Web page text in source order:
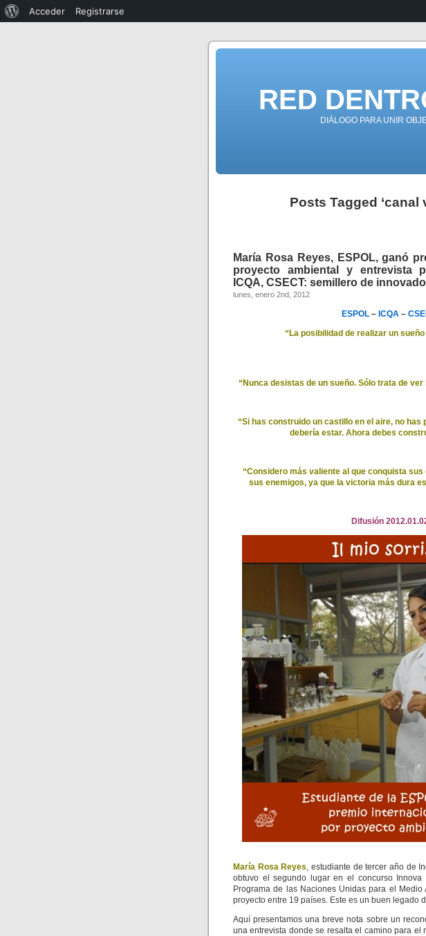
RED
DIÁLOGO PARA UNIR
Posts Tagged ‘canal
María Rosa Reyes, ESPOL, ganó
proyecto ambiental y entrevista
ICQA, CSECT: semillero de
lunes, enero 2nd, 2012
ESPOL– ICQA–
“La posibilidad de realizar un
“Nunca desistas de un sueño. Sólo trata de
“Si has construido un castillo en el aire, no has
debería estar. Ahora debes
“Considero más valiente al que conquista
sus enemigos, ya que la victoria más dura
Difusión
María Rosa Reyes, estudiante de tercer año de
obtuvo el segundo lugar en el concurso Innova
Programa de las Naciones Unidas para el Medio
proyecto entre 19 países. Este es un buen legado
Aquí presentamos una breve nota sobre un
una entrevista donde se resalta el camino para el
Acceder Registrarse